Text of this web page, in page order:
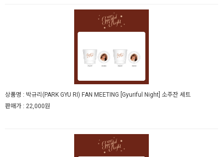
상품명 : 박규리(PARK GYU RI) FAN MEETING [Gyuriful Night] 소주잔 세트
판매가 : 22,000원